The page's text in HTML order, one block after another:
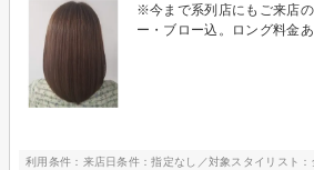
※今まで系列店にもご来店
ー・ブロー込。ロング料金あ
利用条件：来店日条件：指定なし／対象スタイリスト